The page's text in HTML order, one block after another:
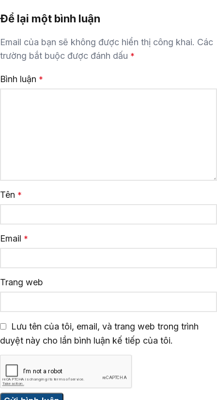
Để lại một bình luận
Email của bạn sẽ không được hiển thị công khai. Các
trường bắt buộc được đánh dấu *
Bình luận *
Tên *
Email *
Trang web
Lưu tên của tôi, email, và trang web trong trình
duyệt này cho lần bình luận kế tiếp của tôi.